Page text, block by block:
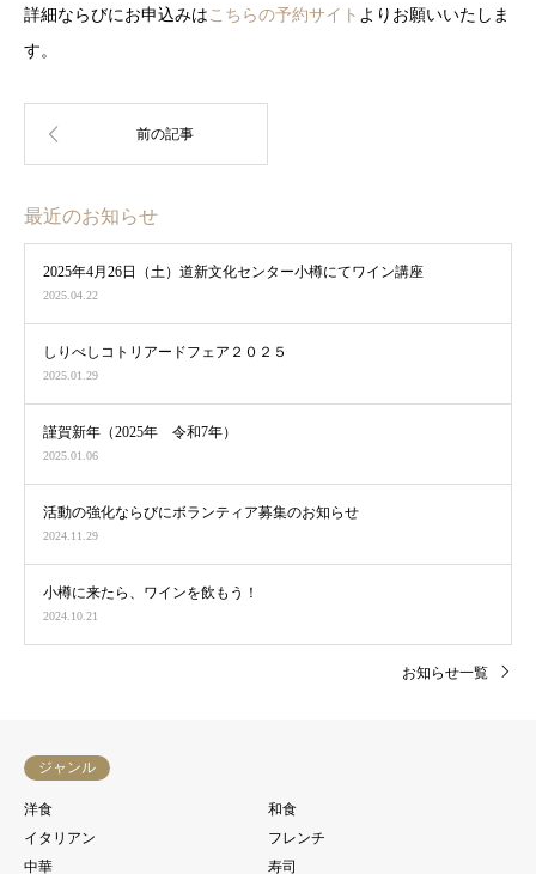
詳細ならびにお申込みは こちらの予約サイト よりお願いいたしま
す。
最近のお知らせ
2025年4月26日（土）道新文化センター小樽にてワイン講座
2025.04.22
しりべしコトリアードフェア２０２５
2025.01.29
謹賀新年（2025年 令和7年）
2025.01.06
活動の強化ならびにボランティア募集のお知らせ
2024.11.29
小樽に来たら、ワインを飲もう！
2024.10.21
お知らせ一覧
ジャンル
洋食
和食
イタリアン
フレンチ
中華
寿司